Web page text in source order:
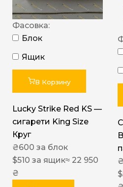
Фасовка:
Блок
Ящик
В Корзину
Lucky Strike Red KS —
сигарети King Size
Круг
₴600 за блок
$510 за ящик≈ 22 950
₴
₴
$